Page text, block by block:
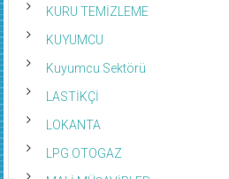
KURU TEMİZLEME
KUYUMCU
Kuyumcu Sektörü
LASTİKÇİ
LOKANTA
LPG OTOGAZ